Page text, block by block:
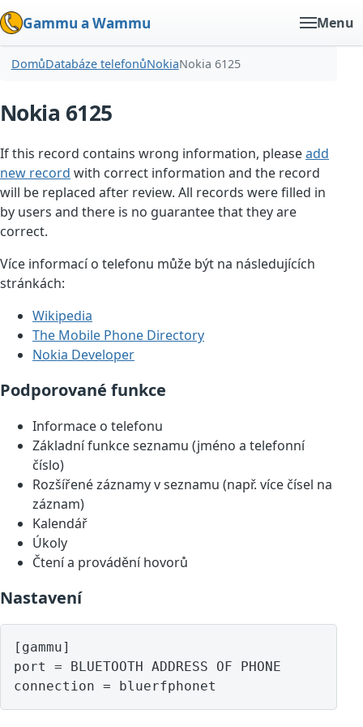
Gammu a Wammu Menu
DomůDatabáze telefonůNokiaNokia 6125
Nokia 6125
If this record contains wrong information, pleaseadd
new record with correct information and the record
will be replaced after review. All records were filled in
by users and there is no guarantee that they are
correct.
Více informací o telefonu může být na následujících
stránkách:
Wikipedia
The Mobile Phone Directory
Nokia Developer
Podporované funkce
Informace o telefonu
Základní funkce seznamu (jméno a telefonní
číslo)
Rozšířené záznamy v seznamu (např. více čísel na
záznam)
Kalendář
Úkoly
Čtení a provádění hovorů
Nastavení
[gammu]
port = BLUETOOTH ADDRESS OF PHONE